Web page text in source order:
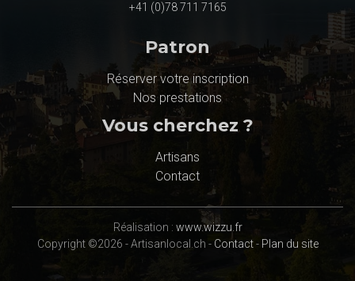
Patron
Réserver votre inscription
Nos prestations
Vous cherchez ?
Artisans
Contact
+41 (0)78 711 7165
Copyright ©2026 - Artisanlocal.ch - Contact- Plan du site
Réalisation : www.wizzu.fr